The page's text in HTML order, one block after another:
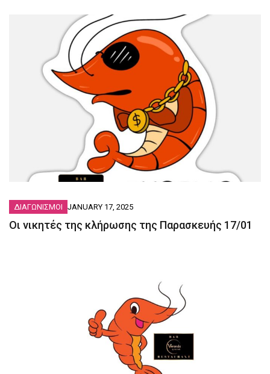
ΔΙΑΓΩΝΙΣΜΟΙ JANUARY 17, 2025
Οι νικητές της κλήρωσης της Παρασκευής 17/01